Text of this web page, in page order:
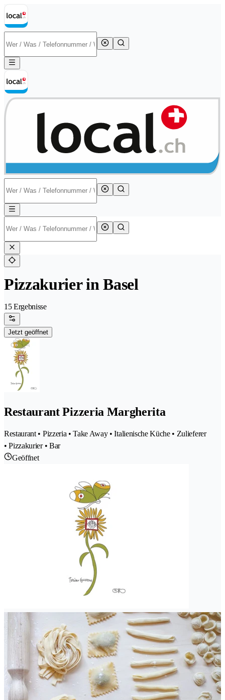
Pizzakurier in Basel
15 Ergebnisse
Jetzt geöffnet
Restaurant Pizzeria Margherita
Restaurant • Pizzeria • Take Away • Italienische Küche • Zulieferer
• Pizzakurier • Bar
Geöffnet